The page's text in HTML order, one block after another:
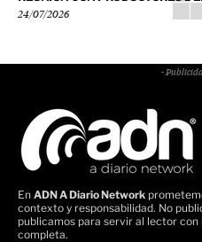
24/07/2026
-
En ADN A Diario Network
contexto y responsabilidad. No
publicamos para servir al lector
completa.